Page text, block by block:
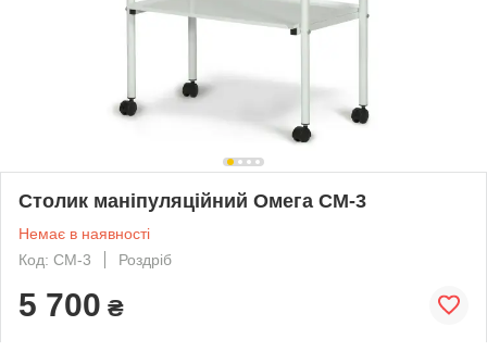
Столик маніпуляційний Омега СМ-3
Немає в наявності
Код: СМ-3
Роздріб
5 700 ₴